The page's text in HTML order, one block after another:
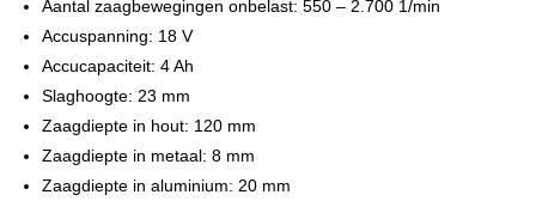
Aantal zaagbewegingen onbelast: 550 – 2.700 1/min
Accuspanning: 18 V
Accucapaciteit: 4 Ah
Slaghoogte: 23 mm
Zaagdiepte in hout: 120 mm
Zaagdiepte in metaal: 8 mm
Zaagdiepte in aluminium: 20 mm